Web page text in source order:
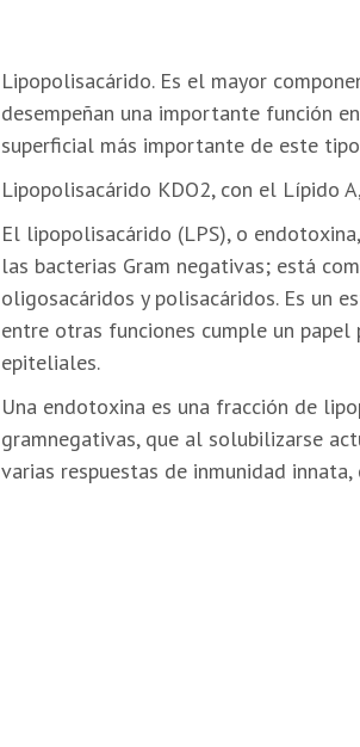
Lipopolisacárido. Es el mayor
desempeñan una importante función
superficial más importante de este
Lipopolisacárido KDO2, con el Lípido
El lipopolisacárido (LPS), o
las bacterias Gram negativas; está
oligosacáridos y polisacáridos. Es un
entre otras funciones cumple un
epiteliales. ​
Una endotoxina es una fracción de
gramnegativas, que al solubilizarse
varias respuestas de inmunidad